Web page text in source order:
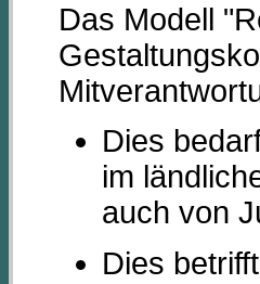
Das Modell
Dies
im
auch von
Dies